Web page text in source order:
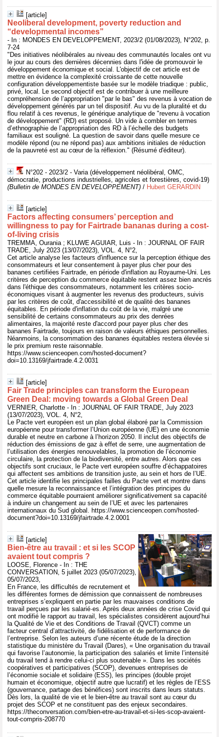
[article]
Neoliberal development, poverty reduction and
“developmental incomes”
- In : MONDES EN DEVELOPPEMENT, 2023/2 (01/08/2023), N°202, p.
7-24
"Des initiatives néolibérales au niveau des communautés locales ont vu
le jour au cours des dernières décennies dans l'idée de promouvoir le
développement économique et social. L'objectif de cet article est de
mettre en évidence la complexité croissante de cette nouvelle
configuration développementiste basée sur le modèle triadique : public,
privé, local. Le second objectif est de contribuer à une meilleure
compréhension de l’appropriation "par le bas" des revenus à vocation de
développement générés par un tel dispositif. Au vu de la pluralité et du
flou relatif à ces revenus, le générique analytique de "revenu à vocation
de développement" (RD) est proposé. Un vide à combler en termes
d’ethnographie de l’appropriation des RD à l’échelle des budgets
familiaux est souligné. La question de savoir dans quelle mesure ce
modèle répond (ou ne répond pas) aux ambitions initiales de réduction
de la pauvreté est au cœur de la réflexion." (Résumé d'éditeur).
N°202 - 2023/2 - Varia (développement néolibéral, OMC,
démocratie, productions industrielles, agricoles et forestières, covid-19)
(Bulletin de MONDES EN DEVELOPPEMENT) / Hubert GERARDIN
[article]
Factors affecting consumers’ perception and
willingness to pay for Fairtrade bananas during a cost-
of-living crisis
TREMMA, Ourania ; KLUWE AGUIAR, Luis - In : JOURNAL OF FAIR
TRADE, July 2023 (13/07/2023), VOL. 4, N°2,
Cet article analyse les facteurs d'influence sur la perception éthique des
consommateurs et leur consentement à payer plus cher pour des
bananes certifiées Fairtrade, en période d'inflation au Royaume-Uni. Les
critères de perception du commerce équitable restent assez bien ancrés
dans l'éthique des consommateurs, notamment les critères socio-
économiques visant à augmenter les revenus des producteurs, suivis
par les critères de coût, d'accessibilité et de qualité des bananes
équitables. En période d'inflation du coût de la vie, malgré une
sensibilité de certains consommateurs au prix des denrées
alimentaires, la majorité reste d'accord pour payer plus cher des
bananes Fairtrade, toujours en raison de valeurs éthiques personnelles.
Néanmoins, la consommation des bananes équitables restera élevée si
le prix premium reste raisonnable.
https://www.scienceopen.com/hosted-document?
doi=10.13169/jfairtrade.4.2.0031
[article]
Fair Trade principles can transform the European
Green Deal: moving towards a Global Green Deal
VERNIER, Charlotte - In : JOURNAL OF FAIR TRADE, July 2023
(13/07/2023), VOL. 4, N°2,
Le Pacte vert européen est un plan global élaboré par la Commission
européenne pour transformer l’Union européenne (UE) en une économie
durable et neutre en carbone à l’horizon 2050. Il inclut des objectifs de
réduction des émissions de gaz à effet de serre, une augmentation de
l’utilisation des énergies renouvelables, la promotion de l’économie
circulaire, la protection de la biodiversité, entre autres. Alors que ces
objectifs sont cruciaux, le Pacte vert européen souffre d’échappatoires
qui affectent ses ambitions de transition juste, au sein et hors de l’UE.
Cet article identifie les principales failles du Pacte vert et montre dans
quelle mesure la reconnaissance et l’intégration des principes du
commerce équitable pourraient améliorer significativement sa capacité
à induire un changement au sein de l’UE et avec les partenaires
internationaux du Sud global. https://www.scienceopen.com/hosted-
document?doi=10.13169/jfairtrade.4.2.0001
[article]
Bien-être au travail : et si les SCOP
avaient tout compris ?
LOOSE, Florence - In : THE
CONVERSATION, 5 juillet 2023 (05/07/2023),
05/07/2023,
En France, les difficultés de recrutement et
les différentes formes de démission que connaissent de nombreuses
entreprises s’expliquent en partie par les mauvaises conditions de
travail perçues par les salarié·es. Après deux années de crise Covid qui
ont modifié le rapport au travail, les spécialistes considèrent aujourd’hui
la Qualité de Vie et des Conditions de Travail (QVCT) comme un
facteur central d’attractivité, de fidélisation et de performance de
l’entreprise. Selon les auteurs d’une récente étude de la direction
statistique du ministère du Travail (Dares), « Une organisation du travail
qui favorise l’autonomie, la participation des salariés et limite l’intensité
du travail tend à rendre celui-ci plus soutenable ». Dans les sociétés
coopératives et participatives (SCOP), devenues entreprises de
l’économie sociale et solidaire (ESS), les principes (double projet
humain et économique, objectif autre que lucratif) et les règles de l’ESS
(gouvernance, partage des bénéfices) sont inscrits dans leurs statuts.
Dès lors, la qualité de vie et le bien-être au travail sont au cœur du
projet des SCOP et ne constituent pas des enjeux secondaires.
https://theconversation.com/bien-etre-au-travail-et-si-les-scop-avaient-
tout-compris-208770